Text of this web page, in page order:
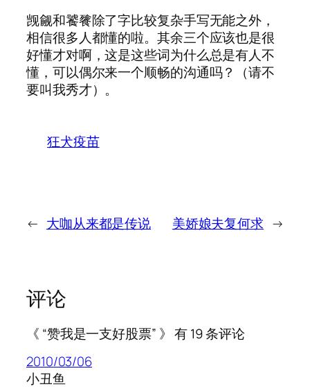
觊觎和饕餮除了字比较复杂手写无能之外，
相信很多人都懂的啦。其余三个应该也是很
好懂才对啊，这是这些词为什么总是有人不
懂，可以偶尔来一个顺畅的沟通吗？（请不
要叫我秀才）。
狂犬疫苗
← 大咖从来都是传说 美娇娘夫复何求 →
评论
《 “赞我是一支好股票” 》 有 19 条评论
2010/03/06
小丑鱼